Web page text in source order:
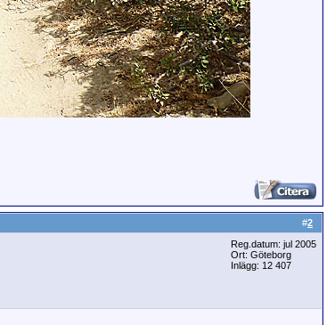
#2
Reg.datum: jul 2005
Ort: Göteborg
Inlägg: 12 407